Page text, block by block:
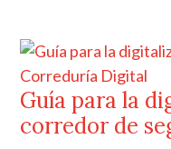
Correduría Digital
Guía para la
corredor de